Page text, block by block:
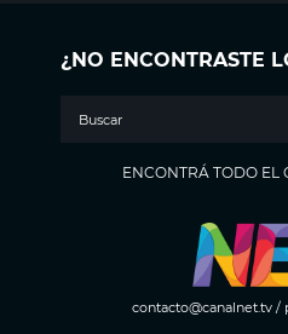
¿NO ENCONTRASTE
ENCONTRÁ TODO EL
contacto@canalnet.tv/